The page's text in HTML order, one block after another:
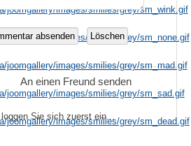
An einen Freund senden
loggen Sie sich zuerst ein...